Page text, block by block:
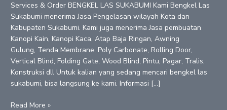
Services & Order BENGKEL LAS SUKABUMI Kami Bengkel Las
Sukabumi menerima Jasa Pengelasan wilayah Kota dan
Kabupaten Sukabumi. Kami juga menerima Jasa pembuatan
Kanopi Kain, Kanopi Kaca, Atap Baja Ringan, Awning
Gulung, Tenda Membrane, Poly Carbonate, Rolling Door,
Vertical Blind, Folding Gate, Wood Blind, Pintu, Pagar, Tralis,
Konstruksi dll Untuk kalian yang sedang mencari bengkel las
sukabumi, bisa langsung ke kami. Informasi […]
Bengkel
Read More »